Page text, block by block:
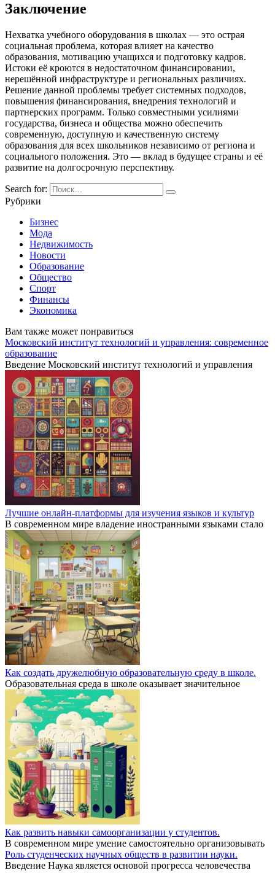
Заключение
Нехватка учебного оборудования в школах — это острая
социальная проблема, которая влияет на качество
образования, мотивацию учащихся и подготовку кадров.
Истоки её кроются в недостаточном финансировании,
нерешённой инфраструктуре и региональных различиях.
Решение данной проблемы требует системных подходов,
повышения финансирования, внедрения технологий и
партнерских программ. Только совместными усилиями
государства, бизнеса и общества можно обеспечить
современную, доступную и качественную систему
образования для всех школьников независимо от региона и
социального положения. Это — вклад в будущее страны и её
развитие на долгосрочную перспективу.
Search for:
Рубрики
Бизнес
Мода
Недвижимость
Новости
Образование
Общество
Спорт
Финансы
Экономика
Вам также может понравиться
Московский институт технологий и управления: современное
образование
Введение Московский институт технологий и управления
Лучшие онлайн-платформы для изучения языков и культур
В современном мире владение иностранными языками стало
Как создать дружелюбную образовательную среду в школе.
Образовательная среда в школе оказывает значительное
Как развить навыки самоорганизации у студентов.
В современном мире умение самостоятельно организовывать
Роль студенческих научных обществ в развитии науки.
Введение Наука является основой прогресса человечества